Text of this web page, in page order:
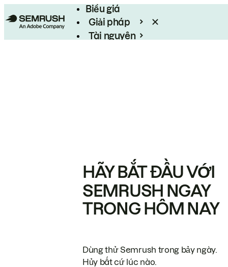
Biểu giá
Giải pháp
Tài nguyên
HÃY BẮT ĐẦU VỚI
SEMRUSH NGAY
TRONG HÔM NAY
Dùng thử Semrush trong bảy ngày.
Hủy bất cứ lúc nào.